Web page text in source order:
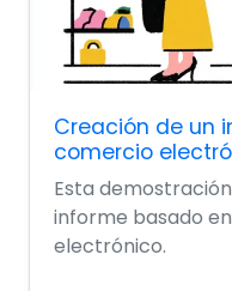
Creación de un
comercio
Esta
informe basado
electrónico.